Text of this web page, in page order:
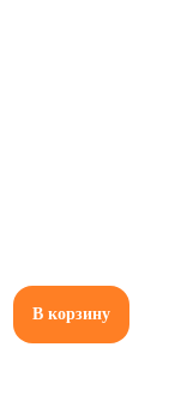
В корзину